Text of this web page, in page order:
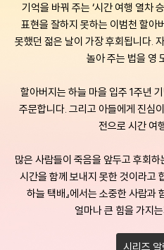
기억을 바꿔 주는 ‘시간 여행 열차
표현을 잘하지 못하는 이범천 할아
못했던 젊은 날이 가장 후회됩니다.
놀아 주는 법을 영
할아버지는 하늘 마을 입주 1주년
주문합니다. 그리고 아들에게 진심
전으로 시간 여
많은 사람들이 죽음을 앞두고 후회
시간을 함께 보내지 못한 것이라고
하늘 택배』에서는 소중한 사람과
얼마나 큰 힘을 가지
시리즈 알